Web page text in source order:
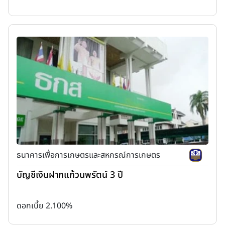
ธนาคารเพื่อการเกษตรและสหกรณ์การเกษตร
บัญชีเงินฝากแก้วนพรัตน์ 3 ปี
ดอกเบี้ย 2.100%